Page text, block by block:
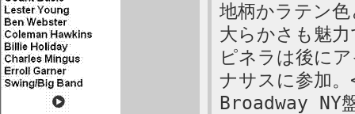
地柄かラテン
大らかさも魅
ピネラは後に
ナサスに参加
Broadway